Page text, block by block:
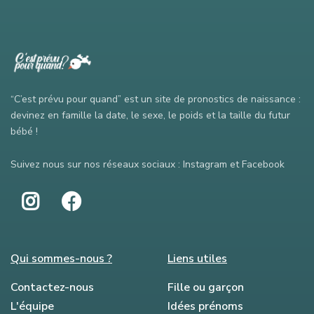
“C’est prévu pour quand” est un site de pronostics de naissance :
devinez en famille la date, le sexe, le poids et la taille du futur
bébé !
Suivez nous sur nos réseaux sociaux : Instagram et Facebook
Qui sommes-nous ?
Contactez-nous
L'équipe
Liens utiles
Fille ou garçon
Idées prénoms